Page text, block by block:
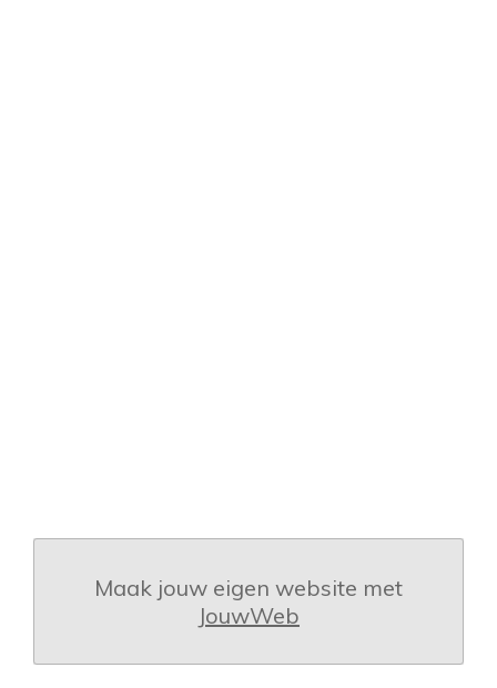
Maak jouw eigen website met
JouwWeb